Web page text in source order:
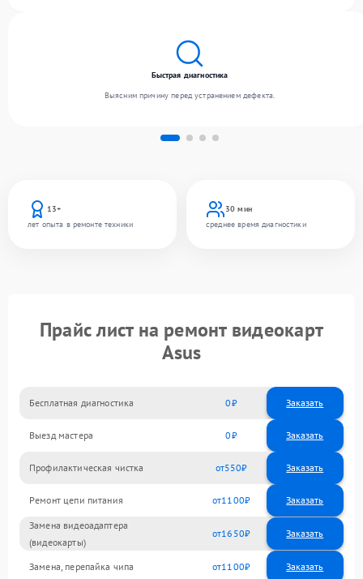
13+
лет опыта в ремонте техники
30 мин
среднее время диагностики
Быстрая диагностика
Выясним причину перед устранением дефекта.
Прайс лист на ремонт видеокарт
Asus
Бесплатная диагностика 0 Заказать
Выезд мастера 0 Заказать
Профилактическая чистка 550
Ремонт цепи питания 1100
Замена видеоадаптера
(видеокарты)
1650
Замена, перепайка чипа 1100